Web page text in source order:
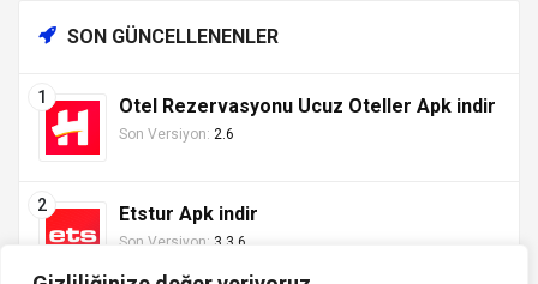
SON GÜNCELLENENLER
Otel Rezervasyonu Ucuz Oteller Apk indir
Son Versiyon: 2.6
Etstur Apk indir
Son Versiyon: 3.3.6